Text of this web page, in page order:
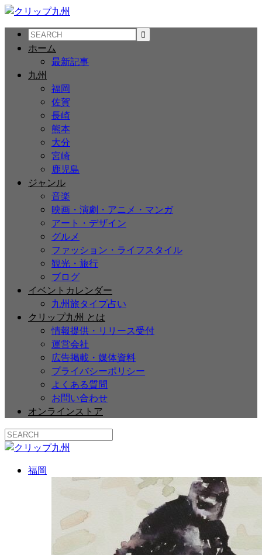
ホーム
最新記事
九州
福岡
佐賀
長崎
熊本
大分
宮崎
鹿児島
ジャンル
音楽
映画・演劇・アニメ・マンガ
アート・デザイン
グルメ
ファッション・ライフスタイル
観光・旅行
ブログ
イベントカレンダー
九州旅タイプ占い
クリップ九州 とは
情報提供・リリース受付
運営会社
広告掲載・媒体資料
プライバシーポリシー
よくある質問
お問い合わせ
オンラインストア
福岡